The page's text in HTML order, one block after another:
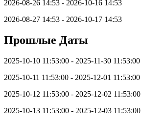
2026-08-26 14:53 - 2026-10-16 14:53
2026-08-27 14:53 - 2026-10-17 14:53
Прошлые Даты
2025-10-10 11:53:00 - 2025-11-30 11:53:00
2025-10-11 11:53:00 - 2025-12-01 11:53:00
2025-10-12 11:53:00 - 2025-12-02 11:53:00
2025-10-13 11:53:00 - 2025-12-03 11:53:00